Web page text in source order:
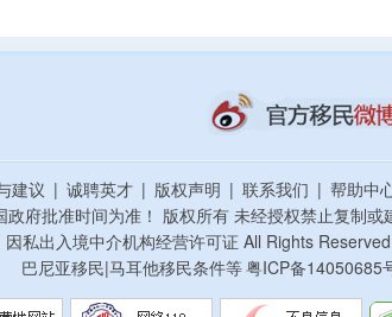
建议 | 诚聘英才 | 版权声明 | 联系我们 | 帮助中
府批准时间为准！ 版权所有 未经授权禁止复制或
私出入境中介机构经营许可证 All Rights
巴尼亚移民|马耳他移民条件等粤ICP备14050685